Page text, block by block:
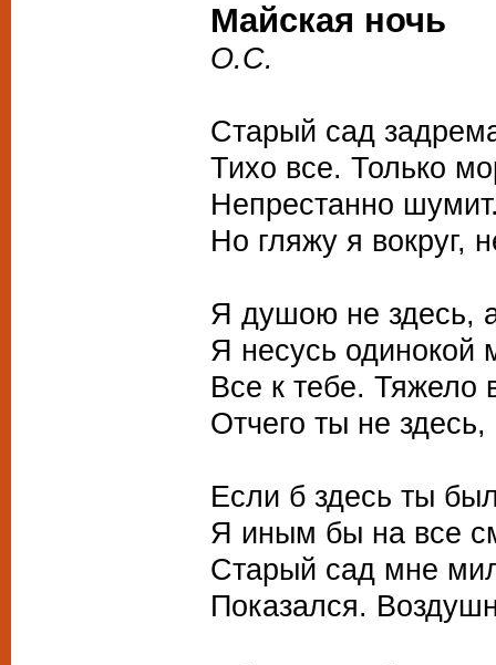
Майская ночь
О.С.
Cтарый сад
Тихо все. Только
Непрестанно
Но гляжу я вокруг,
Я душою не здесь,
Я несусь одинокой
Все к тебе. Тяжело
Отчего ты не
Если б здесь ты
Я иным бы на все
Старый сад мне
Показался.